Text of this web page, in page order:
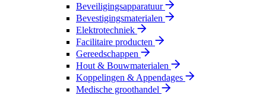
Beveiligingsapparatuur
Bevestigingsmaterialen
Elektrotechniek
Facilitaire producten
Gereedschappen
Hout & Bouwmaterialen
Koppelingen & Appendages
Medische groothandel